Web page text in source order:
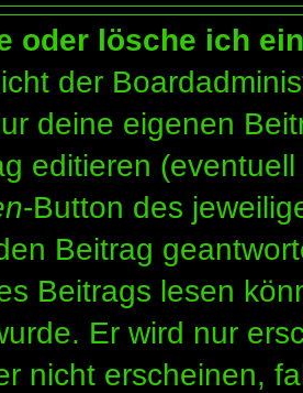
oder lösche ich
der
deine eigenen
editieren
-Button des
Beitrag
Beitrags lesen
Er wird nur
nicht erscheinen,